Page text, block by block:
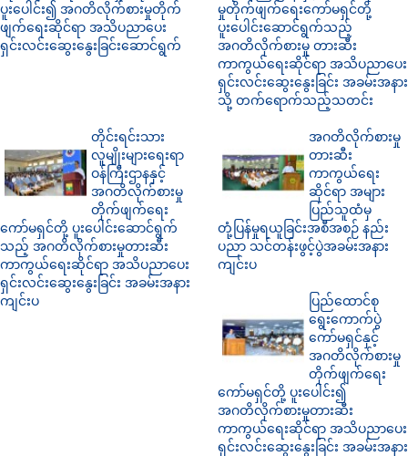
ပူးပေါင်း၍ အဂတိလိုက်စားမှုတိုက်
ဖျက်ရေးဆိုင်ရာ အသိပညာပေး
ရှင်းလင်းဆွေးနွေးခြင်းဆောင်ရွက်
မှုတိုက်ဖျက်ရေးကော်မရှင်တို့
ပူးပေါင်းဆောင်ရွက်သည့်
အဂတိလိုက်စားမှု တားဆီး
ကာကွယ်ရေးဆိုင်ရာ အသိပညာပေး
ရှင်းလင်းဆွေးနွေးခြင်း အခမ်းအနား
သို့ တက်ရောက်သည့်သတင်း
တိုင်းရင်းသား
လူမျိုးများရေးရာ
ဝန်ကြီးဌာနနှင့်
အဂတိလိုက်စားမှု
တိုက်ဖျက်ရေး
ကော်မရှင်တို့ ပူးပေါင်းဆောင်ရွက်
သည့် အဂတိလိုက်စားမှုတားဆီး
ကာကွယ်ရေးဆိုင်ရာ အသိပညာပေး
ရှင်းလင်းဆွေးနွေးခြင်း အခမ်းအနား
ကျင်းပ
အဂတိလိုက်စားမှု
တားဆီး
ကာကွယ်ရေး
ဆိုင်ရာ အများ
ပြည်သူထံမှ
တုံ့ပြန်မှုရယူခြင်းအစီအစဉ် နည်း
ပညာ သင်တန်းဖွင့်ပွဲအခမ်းအနား
ကျင်းပ
ပြည်ထောင်စု
ရွေးကောက်ပွဲ
ကော်မရှင်နှင့်
အဂတိလိုက်စားမှု
တိုက်ဖျက်ရေး
ကော်မရှင်တို့ ပူးပေါင်း၍
အဂတိလိုက်စားမှုတားဆီး
ကာကွယ်ရေးဆိုင်ရာ အသိပညာပေး
ရှင်းလင်းဆွေးနွေးခြင်း အခမ်းအနား